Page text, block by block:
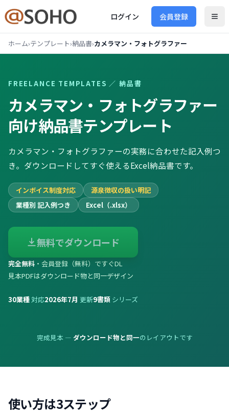
ログイン 会員登録
ホーム›テンプレート›納品書›カメラマン・フォトグラファー
FREELANCE TEMPLATES ／納品書
カメラマン・フォトグラファー
向け納品書テンプレート
カメラマン・フォトグラファーの実務に合わせた記入例つ
き。ダウンロードしてすぐ使えるExcel納品書です。
インボイス制度対応
源泉徴収の扱い明記
業種別 記入例つき
Excel（.xlsx）
無料でダウンロード
完全無料 ・会員登録（無料）ですぐDL
見本PDFはダウンロード物と同一デザイン
30業種対応2026年7月 更新9書類 シリーズ
完成見本 — ダウンロード物と同一のレイアウトです
使い方は3ステップ